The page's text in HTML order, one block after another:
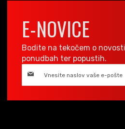
E-NOVICE
Bodite na tekočem o
ponudbah ter popustih.